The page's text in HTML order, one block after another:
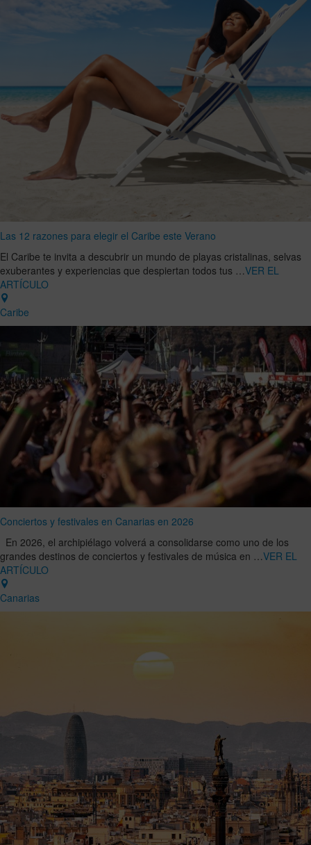
Las 12 razones para elegir el Caribe este Verano
El Caribe te invita a descubrir un mundo de playas cristalinas, selvas
exuberantes y experiencias que despiertan todos tus …VER EL
ARTÍCULO
Caribe
Conciertos y festivales en Canarias en 2026
En 2026, el archipiélago volverá a consolidarse como uno de los
grandes destinos de conciertos y festivales de música en …VER EL
ARTÍCULO
Canarias